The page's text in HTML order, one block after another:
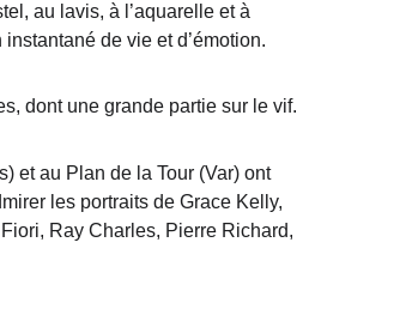
au lavis, à l’aquarelle et à
de vie et d’émotion.
dont une grande partie sur le vif.
et au Plan de la Tour (Var) ont
les portraits de Grace Kelly,
Ray Charles, Pierre Richard,